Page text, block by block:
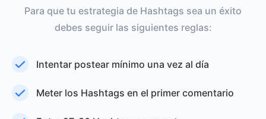
Para que tu estrategia de Hashtags sea un éxito
debes seguir las siguientes reglas:
Intentar postear mínimo una vez al día
Meter los Hashtags en el primer comentario